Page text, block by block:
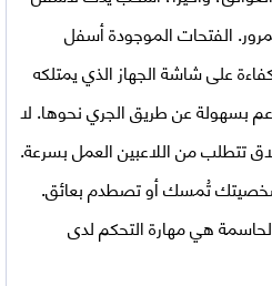
الفتحات الموجودة أسفل
على شاشة الجهاز الذي يمتلكه
بسهولة عن طريق الجري نحوها. لا
تتطلب من اللاعبين العمل بسرعة.
تُمسك أو تصطدم بعائق.
هي مهارة التحكم لدى